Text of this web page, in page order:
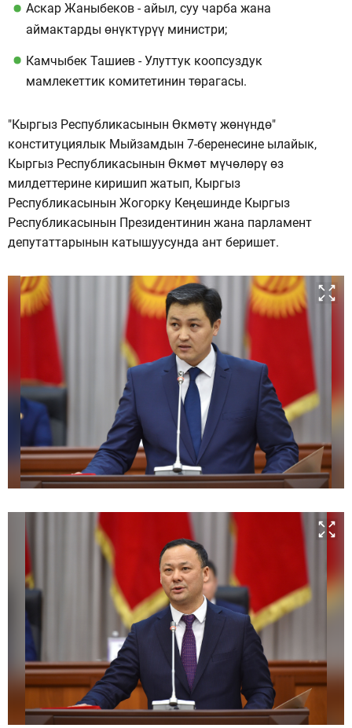
Аскар Жаныбеков - айыл, суу чарба жана
аймактарды өнүктүрүү министри;
Камчыбек Ташиев - Улуттук коопсуздук
мамлекеттик комитетинин төрагасы.
"Кыргыз Республикасынын Өкмөтү жөнүндө"
конституциялык Мыйзамдын 7-беренесине ылайык,
Кыргыз Республикасынын Өкмөт мүчөлөрү өз
милдеттерине киришип жатып, Кыргыз
Республикасынын Жогорку Кеңешинде Кыргыз
Республикасынын Президентинин жана парламент
депутаттарынын катышуусунда ант беришет.